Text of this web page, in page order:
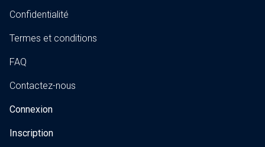
Confidentialité
Termes et conditions
FAQ
Contactez-nous
Connexion
Inscription